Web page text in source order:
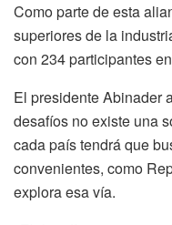
Como parte de esta
superioresde la
con 234 participantes
El presidente Abinader
desafíos no existe una
cada país tendrá que
convenientes, como
explora esa vía.